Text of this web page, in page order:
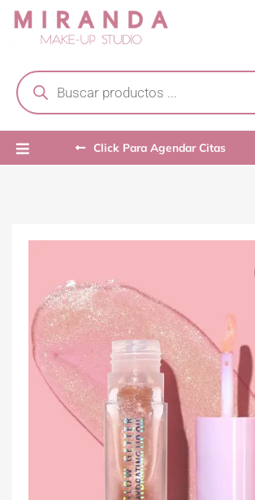
Skip
search
Click Para Agendar Citas